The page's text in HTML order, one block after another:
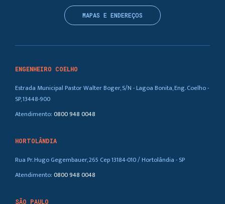
ENGENHEIRO COELHO
Estrada Municipal Pastor Walter Boger, S/N - Lagoa Bonita, Eng. Coelho -
SP, 13448-900
Atendimento:0800 948 0048
HORTOLÂNDIA
Rua Pr. Hugo Gegembauer, 265 Cep 13184-010 / Hortolândia - SP
Atendimento:0800 948 0048
SÃO PAULO
MAPAS E ENDEREÇOS